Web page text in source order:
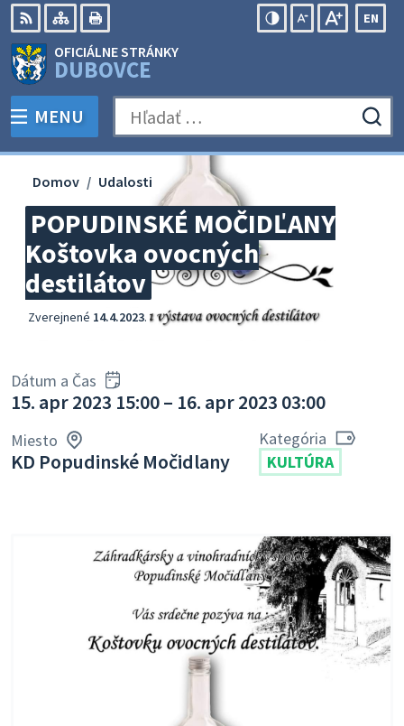
Preskočiť
na
obsah
RSS Mapa
EN
OFICIÁLNE STRÁNKY
DUBOVCE
PREPNÚŤ
MENU Hľadať:
POPUDINSKÉ MOČIDĽANY
Koštovka ovocných
destilátov
Domov Udalosti
Zverejnené 14.4.2023.
Dátum a Čas
15. apr 2023 15:00 – 16. apr 2023 03:00
Miesto
KD Popudinské Močidlany
Kategória
KULTÚRA